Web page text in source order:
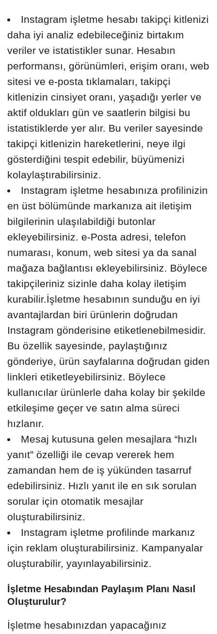
Instagram işletme hesabı takipçi kitlenizi
daha iyi analiz edebileceğiniz birtakım
veriler ve istatistikler sunar. Hesabın
performansı, görünümleri, erişim oranı, web
sitesi ve e-posta tıklamaları, takipçi
kitlenizin cinsiyet oranı, yaşadığı yerler ve
aktif oldukları gün ve saatlerin bilgisi bu
istatistiklerde yer alır. Bu veriler sayesinde
takipçi kitlenizin hareketlerini, neye ilgi
gösterdiğini tespit edebilir, büyümenizi
kolaylaştırabilirsiniz.
Instagram işletme hesabınıza profilinizin
en üst bölümünde markanıza ait iletişim
bilgilerinin ulaşılabildiği butonlar
ekleyebilirsiniz. e-Posta adresi, telefon
numarası, konum, web sitesi ya da sanal
mağaza bağlantısı ekleyebilirsiniz. Böylece
takipçileriniz sizinle daha kolay iletişim
kurabilir.İşletme hesabının sunduğu en iyi
avantajlardan biri ürünlerin doğrudan
Instagram gönderisine etiketlenebilmesidir.
Bu özellik sayesinde, paylaştığınız
gönderiye, ürün sayfalarına doğrudan giden
linkleri etiketleyebilirsiniz. Böylece
kullanıcılar ürünlerle daha kolay bir şekilde
etkileşime geçer ve satın alma süreci
hızlanır.
Mesaj kutusuna gelen mesajlara “hızlı
yanıt” özelliği ile cevap vererek hem
zamandan hem de iş yükünden tasarruf
edebilirsiniz. Hızlı yanıt ile en sık sorulan
sorular için otomatik mesajlar
oluşturabilirsiniz.
Instagram işletme profilinde markanız
için reklam oluşturabilirsiniz. Kampanyalar
oluşturabilir, yayınlayabilirsiniz.
İşletme Hesabından Paylaşım Planı Nasıl
Oluşturulur?
İşletme hesabınızdan yapacağınız